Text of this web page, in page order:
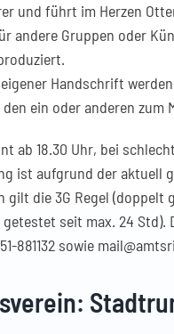
und führt im Herzen
andere Gruppen oder
Handschrift
ein oder anderen zum
ab 18.30 Uhr, bei
ist aufgrund der
gilt die 3G Regel
getestet seit max. 24
881132 sowie